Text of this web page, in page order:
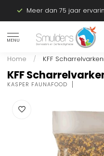
Meer dan 75 jaar
MENU
Home / KFF
KFF
KASPER FAUNAFOOD